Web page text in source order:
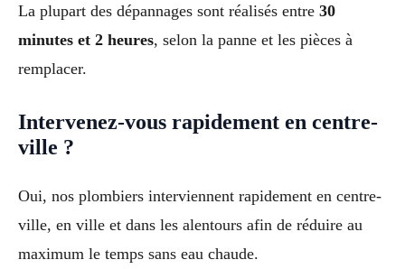
La plupart des dépannages sont réalisés entre 30
minutes et 2 heures, selon la panne et les pièces à
remplacer.
Intervenez-vous rapidement en centre-
ville ?
Oui, nos plombiers interviennent rapidement en centre-
ville, en ville et dans les alentours afin de réduire au
maximum le temps sans eau chaude.